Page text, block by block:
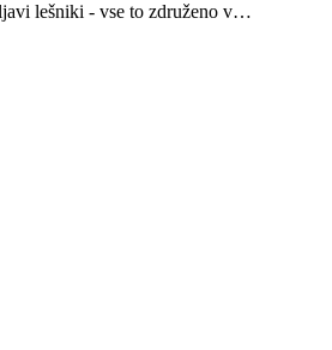
lešniki - vse to združeno v…